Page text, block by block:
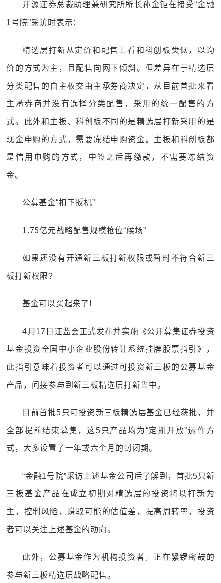
开源证券总裁助理兼研究所所长孙金钜在接受“金融
1号院”采访时表示：
精选层打新从定价和配售上看和科创板类似，以询
价的方式为主，且配售向网下倾斜。但差异在于精选层
分类配售的自主权交由主承券商决定，从目前首批来看
主承券商并没有选择分类配售，采用的统一配售的方
式。此外和主板、科创板不同的是精选层打新采用的是
现金申购的方式，需要冻结申购资金。主板和科创板都
是信用申购的方式，中签之后再缴款，不需要冻结资
金。
公募基金“扣下扳机”
1.75亿元战略配售规模抢位“候场”
如果还没有开通新三板打新权限或暂时不符合新三
板打新权限?
基金可以买起来了!
4月17日证监会正式发布并实施《公开募集证券投资
基金投资全国中小企业股份转让系统挂牌股票指引》，
此指引意味着投资者可以通过可投资新三板的公募基金
产品，间接参与到新三板精选层打新当中。
目前首批5只可投资新三板精选层基金已经获批，并
全部提前结束募集，这5只产品均为“定期开放”运作方
式，大多设置了一年或六个月的封闭期。
“金融1号院”采访上述基金公司后了解到，首批5只新
三板基金产品在成立初期对精选层的投资将以打新为
主，控制风险，赚取可能的估值差，提高周转率，投资
者可以关注上述基金的动向。
此外，公募基金作为机构投资者，正在紧锣密鼓的
参与新三板精选层战略配售。